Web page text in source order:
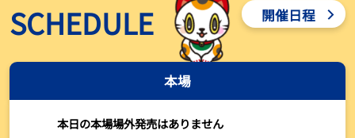
【常滑ボート・ルーキーＳ】津田陸翔はリング交換で気配一変「初
優勝目指して頑張ります」
【とこなめボート・岩瀬仁紀さんコラム】最後は塚越海斗に注目、
SCHEDULE 開催日程
本場
本日の本場場外発売はありません